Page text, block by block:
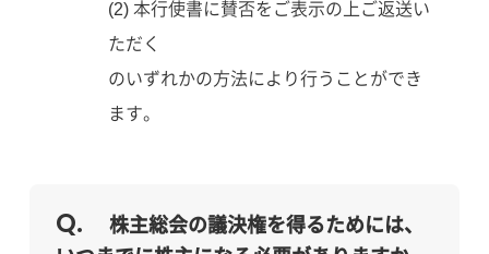
(2) 本行使書に賛否をご表示の上ご返送い
ただく
のいずれかの方法により行うことができ
ます。
株主総会の議決権を得るためには、